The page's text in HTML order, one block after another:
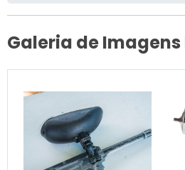
Galeria de